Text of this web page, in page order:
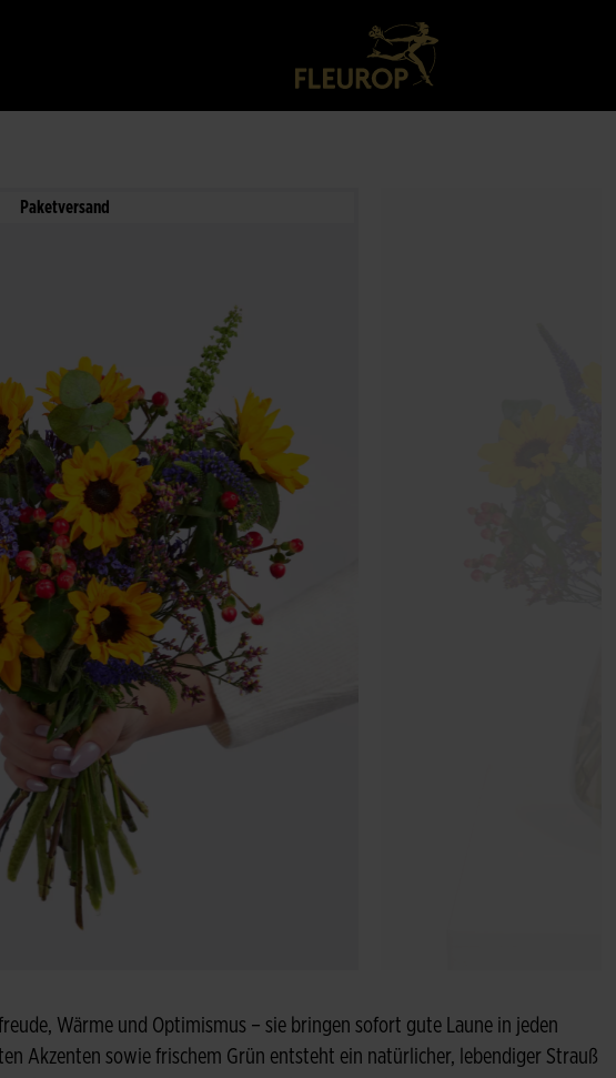
Paketversand
Wärme und Optimismus – sie bringen sofort gute Laune in jeden
Akzenten sowie frischem Grün entsteht ein natürlicher, lebendiger Strauß